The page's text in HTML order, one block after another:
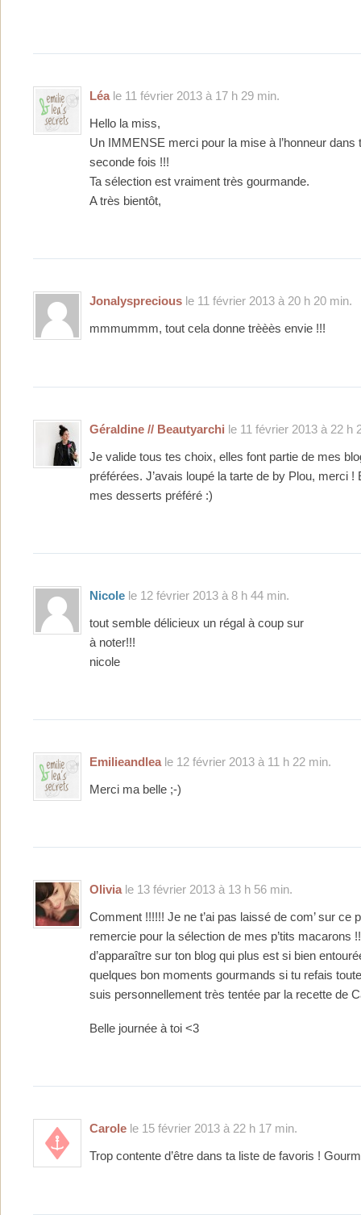
Léale 11 février 2013 à 17 h 29 min.
Hello la miss,
Un IMMENSE merci pour la mise à l’honneur dans
seconde fois !!!
Ta sélection est vraiment très gourmande.
A très bientôt,
Jonalysprecious le 11 février 2013 à 20 h 20 min.
mmmummm, tout cela donne trèèès envie !!!
Géraldine // Beautyarchi le 11 février 2013 à 22 h
Je valide tous tes choix, elles font partie de mes
préférées. J’avais loupé la tarte de by Plou, merci !
mes desserts préféré :)
Nicole le 12 février 2013 à 8 h 44 min.
tout semble délicieux un régal à coup sur
à noter!!!
nicole
Emilieandleale 12 février 2013 à 11 h 22 min.
Merci ma belle ;-)
Oliviale 13 février 2013 à 13 h 56 min.
Comment !!!!!! Je ne t’ai pas laissé de com’ sur ce
remercie pour la sélection de mes p’tits macarons
d’apparaître sur ton blog qui plus est si bien
quelques bon moments gourmands si tu refais
suis personnellement très tentée par la recette de
Belle journée à toi <3
Carole le 15 février 2013 à 22 h 17 min.
Trop contente d’être dans ta liste de favoris !